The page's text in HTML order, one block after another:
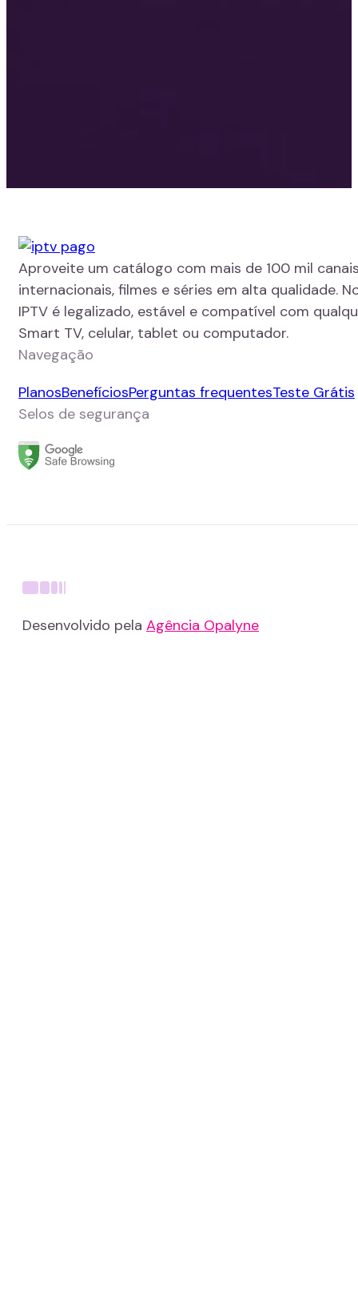
Aproveite um catálogo com mais de 100 mil
internacionais, filmes e séries em alta qualidade.
IPTV é legalizado, estável e compatível com
Smart TV, celular, tablet ou computador.
Navegação
PlanosBenefíciosPerguntas frequentesTeste Grátis
Selos de segurança
Desenvolvido pela Agência Opalyne